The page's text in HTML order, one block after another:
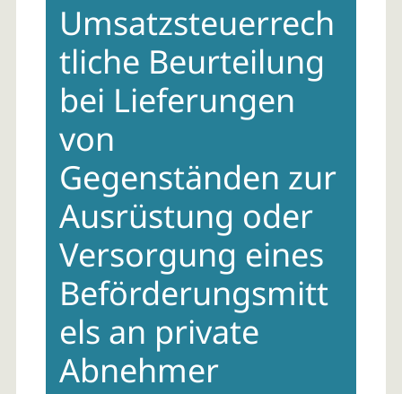
contentUmsatzsteuerrech
tliche Beurteilung
bei Lieferungen
von
Gegenständen zur
Ausrüstung oder
Versorgung eines
Beförderungsmitt
els an private
Abnehmer